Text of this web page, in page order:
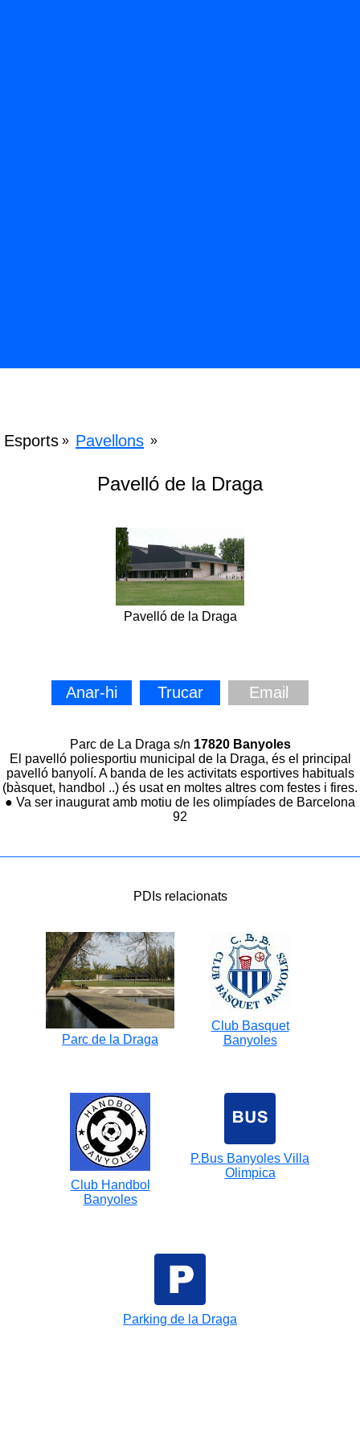
Esports » Pavellons »
Pavelló de la Draga
Pavelló de la Draga
Anar-hi Trucar Email
Parc de La Draga s/n 17820 Banyoles
El pavelló poliesportiu municipal de la Draga, és el principal
pavelló banyolí. A banda de les activitats esportives habituals
(bàsquet, handbol ..) és usat en moltes altres com festes i fires.
● Va ser inaugurat amb motiu de les olimpíades de Barcelona
92
PDIs relacionats
Parc de la Draga
Club Basquet
Banyoles
Club Handbol
Banyoles
P.Bus Banyoles Villa
Olimpica
Parking de la Draga